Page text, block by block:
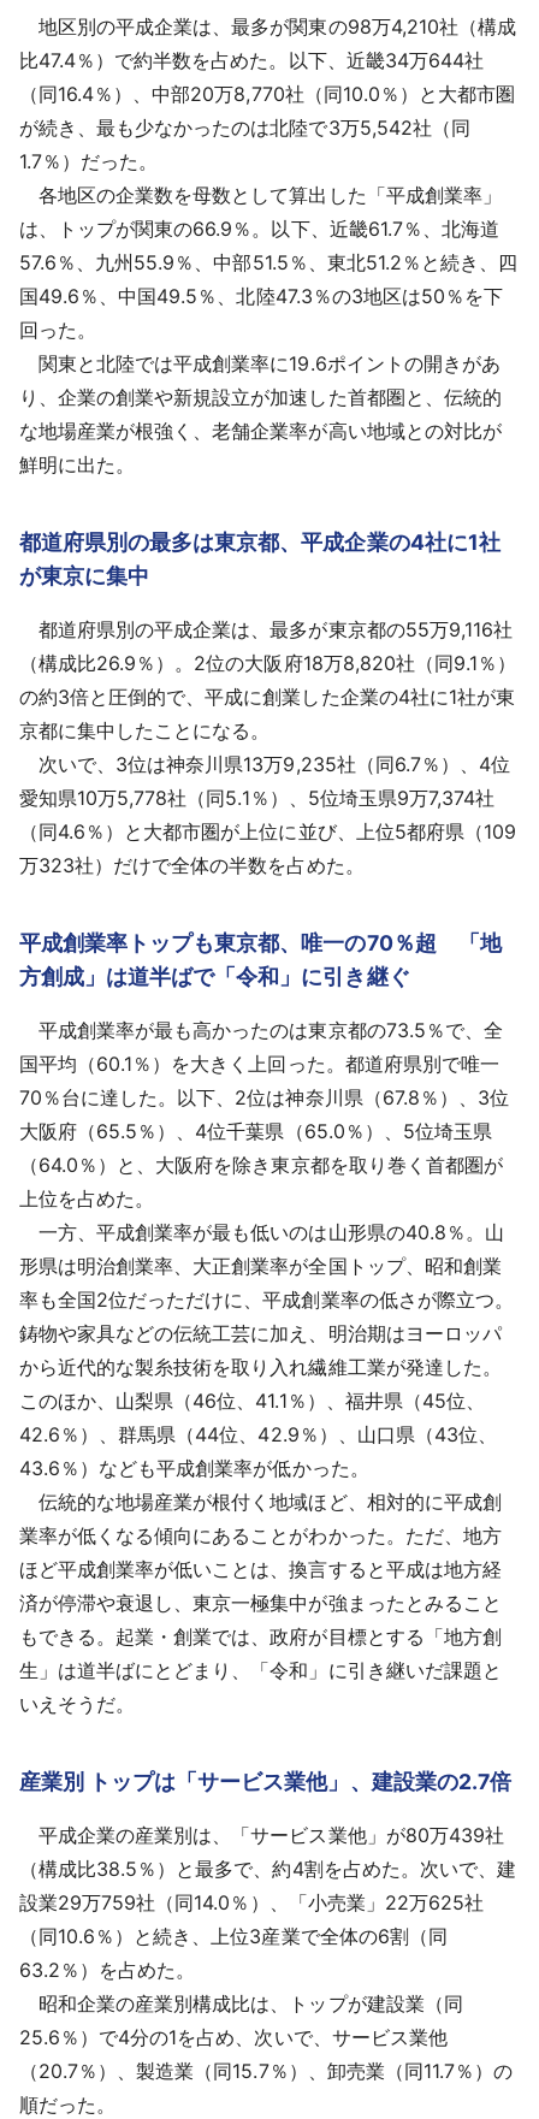
地区別の平成企業は、最多が関東の98万4,210社（構成
比47.4％）で約半数を占めた。以下、近畿34万644社
（同16.4％）、中部20万8,770社（同10.0％）と大都市圏
が続き、最も少なかったのは北陸で3万5,542社（同
1.7％）だった。
各地区の企業数を母数として算出した「平成創業率」
は、トップが関東の66.9％。以下、近畿61.7％、北海道
57.6％、九州55.9％、中部51.5％、東北51.2％と続き、四
国49.6％、中国49.5％、北陸47.3％の3地区は50％を下
回った。
関東と北陸では平成創業率に19.6ポイントの開きがあ
り、企業の創業や新規設立が加速した首都圏と、伝統的
な地場産業が根強く、老舗企業率が高い地域との対比が
鮮明に出た。
都道府県別の最多は東京都、平成企業の4社に1社
が東京に集中
都道府県別の平成企業は、最多が東京都の55万9,116社
（構成比26.9％）。2位の大阪府18万8,820社（同9.1％）
の約3倍と圧倒的で、平成に創業した企業の4社に1社が東
京都に集中したことになる。
次いで、3位は神奈川県13万9,235社（同6.7％）、4位
愛知県10万5,778社（同5.1％）、5位埼玉県9万7,374社
（同4.6％）と大都市圏が上位に並び、上位5都府県（109
万323社）だけで全体の半数を占めた。
平成創業率トップも東京都、唯一の70％超 「地
方創成」は道半ばで「令和」に引き継ぐ
平成創業率が最も高かったのは東京都の73.5％で、全
国平均（60.1％）を大きく上回った。都道府県別で唯一
70％台に達した。以下、2位は神奈川県（67.8％）、3位
大阪府（65.5％）、4位千葉県（65.0％）、5位埼玉県
（64.0％）と、大阪府を除き東京都を取り巻く首都圏が
上位を占めた。
一方、平成創業率が最も低いのは山形県の40.8％。山
形県は明治創業率、大正創業率が全国トップ、昭和創業
率も全国2位だっただけに、平成創業率の低さが際立つ。
鋳物や家具などの伝統工芸に加え、明治期はヨーロッパ
から近代的な製糸技術を取り入れ繊維工業が発達した。
このほか、山梨県（46位、41.1％）、福井県（45位、
42.6％）、群馬県（44位、42.9％）、山口県（43位、
43.6％）なども平成創業率が低かった。
伝統的な地場産業が根付く地域ほど、相対的に平成創
業率が低くなる傾向にあることがわかった。ただ、地方
ほど平成創業率が低いことは、換言すると平成は地方経
済が停滞や衰退し、東京一極集中が強まったとみること
もできる。起業・創業では、政府が目標とする「地方創
生」は道半ばにとどまり、「令和」に引き継いだ課題と
いえそうだ。
産業別 トップは「サービス業他」、建設業の2.7倍
平成企業の産業別は、「サービス業他」が80万439社
（構成比38.5％）と最多で、約4割を占めた。次いで、建
設業29万759社（同14.0％）、「小売業」22万625社
（同10.6％）と続き、上位3産業で全体の6割（同
63.2％）を占めた。
昭和企業の産業別構成比は、トップが建設業（同
25.6％）で4分の1を占め、次いで、サービス業他
（20.7％）、製造業（同15.7％）、卸売業（同11.7％）の
順だった。